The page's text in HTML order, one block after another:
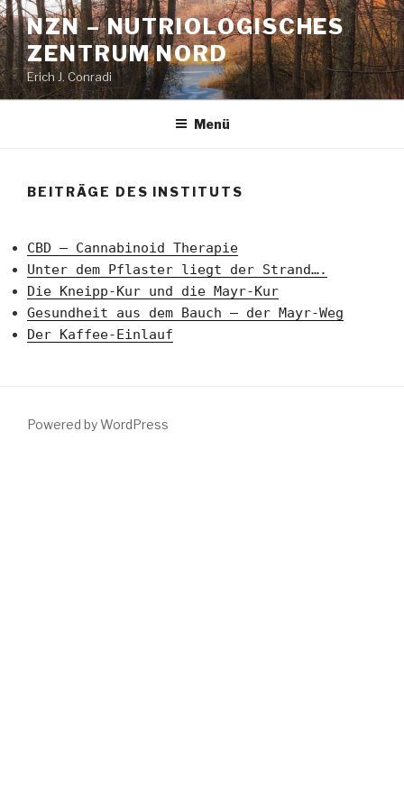
Zum
Inhalt
springen
NZN – NUTRIOLOGISCHES
ZENTRUM NORD
Erich J. Conradi
Menü
BEITRÄGE DES INSTITUTS
CBD – Cannabinoid Therapie
Unter dem Pflaster liegt der Strand….
Die Kneipp-Kur und die Mayr-Kur
Gesundheit aus dem Bauch – der Mayr-Weg
Der Kaffee-Einlauf
Powered by WordPress